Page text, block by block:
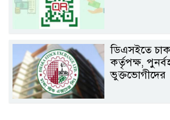
ডিএসইতে
কর্তৃপক্ষ,
ভুক্তভোগীদের